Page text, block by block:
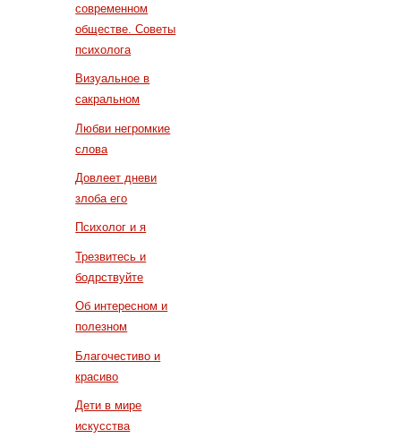
современном
обществе. Советы
психолога
Визуальное в
сакральном
Любви негромкие
слова
Довлеет дневи
злоба его
Психолог и я
Трезвитесь и
бодрствуйте
Об интересном и
полезном
Благочестиво и
красиво
Дети в мире
искусства